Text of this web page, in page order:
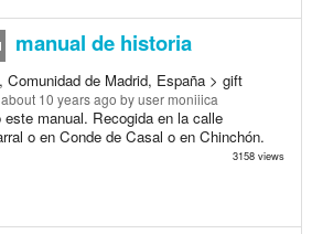
manual de historia
Comunidad de Madrid, España > gift
about 10 years ago by user moniiica
este manual. Recogida en la calle
o en Conde de Casal o en Chinchón.
3158 views